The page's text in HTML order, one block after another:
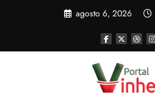
agosto 6, 2026